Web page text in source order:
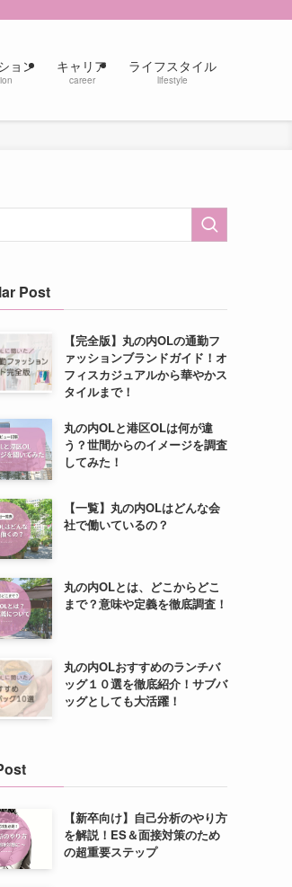
ョン キャリア
career
ライフスタイル
lifestyle
Post
【完全版】丸の内OLの通勤フ
ァッションブランドガイド！オ
フィスカジュアルから華やかス
タイルまで！
丸の内OLと港区OLは何が違
う？世間からのイメージを調査
してみた！
【一覧】丸の内OLはどんな会
社で働いているの？
丸の内OLとは、どこからどこ
まで？意味や定義を徹底調査！
丸の内OLおすすめのランチバ
ッグ１０選を徹底紹介！サブバ
ッグとしても大活躍！
【新卒向け】自己分析のやり方
を解説！ES＆面接対策のため
の超重要ステップ